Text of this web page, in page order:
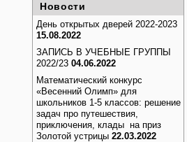
Новости
День открытых дверей 2022-2023
15.08.2022
ЗАПИСЬ В УЧЕБНЫЕ ГРУППЫ
2022/23 04.06.2022
Математический конкурс
«Весенний Олимп» для
школьников 1-5 классов: решение
задач про путешествия,
приключения, клады на приз
Золотой устрицы 22.03.2022